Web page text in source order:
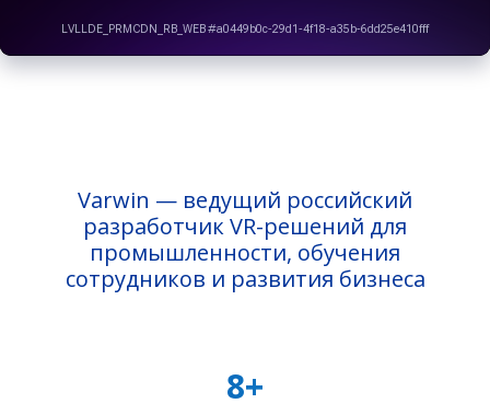
Varwin — ведущий российский
разработчик VR-решений для
промышленности, обучения
сотрудников и развития бизнеса
8+